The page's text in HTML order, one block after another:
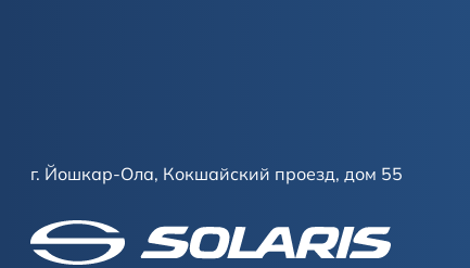
г. Йошкар-Ола, Кокшайский проезд, дом 55